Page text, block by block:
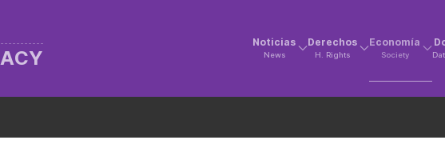
Noticias
News
Derechos
H. Rights
Economía
Society